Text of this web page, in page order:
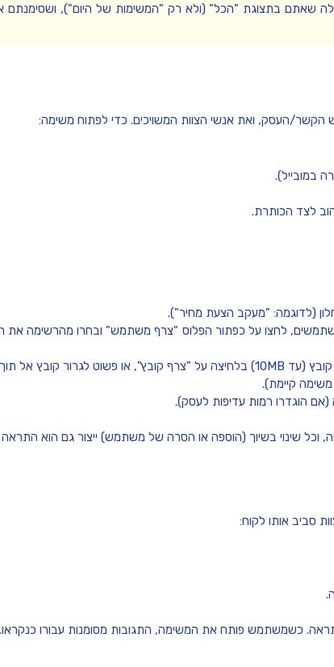
שאתם בתצוגת "הכל" (ולא רק "המשימות של היום"), ושסימנתם
העסק, ואת אנשי הצוות המשויכים. כדי לפתוח משימה:
במובייל).
לצד הכותרת.
(לדוגמה: "מעקב הצעת מחיר").
לחצו על כפתור הפלוס "צרף משתמש"
(עד 10MB) בלחיצה על "צרף קובץ", או פשוט לגרור קובץ אל תוך השדה / להדביק תמונה ישירות.
קיימת).
הוגדרו רמות עדיפות לעסק).
וכל שינוי בשיוך (הוספה או הסרה של משתמש) ייצור גם הוא
סביב אותו לקוח:
כשמשתמש פותח את המשימה, התגובות מסומנות עבורו כנקראו.